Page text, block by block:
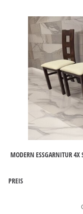
MODERN ESSGARNITUR 4X
PREIS